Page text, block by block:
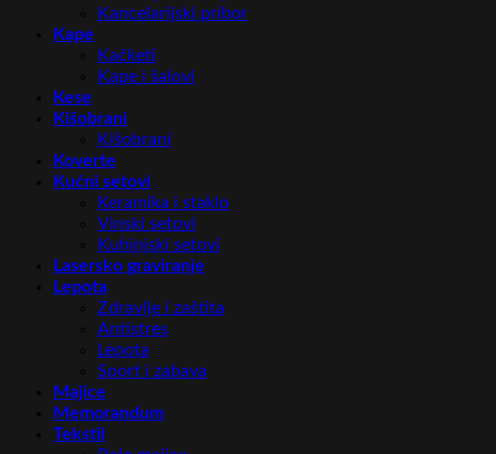
Kancelarijski pribor
Kape
Kačketi
Kape i šalovi
Kese
Kišobrani
Kišobrani
Koverte
Kućni setovi
Keramika i staklo
Vinski setovi
Kuhinjski setovi
Lasersko graviranje
Lepota
Zdravlje i zaštita
Antistres
Lepota
Sport i zabava
Majice
Memorandum
Tekstil